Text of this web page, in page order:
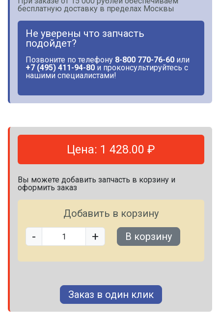
бесплатную доставку в пределах Москвы
Не уверены что запчасть
подойдет?
Позвоните по телефону 8-800 770-76-60 или
+7 (495) 411-94-80 и проконсультируйтесь с
нашими специалистами!
Цена: 1 428.00 ₽
Вы можете добавить запчасть в корзину и
оформить заказ
Добавить в корзину
- + В корзину
Заказ в один клик